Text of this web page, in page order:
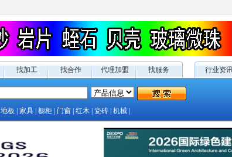
找加工 找合作 代理加盟 找服务 行业资
地板 家具 橱柜 门窗 红木 瓷砖 机械